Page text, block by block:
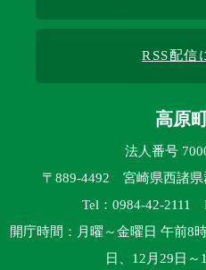
RSS配信
高原
法人番号
〒889-4492 宮崎県西諸県
Tel：0984-42-2111
開庁時間：月曜～金曜日 午前8
日、12月29日～